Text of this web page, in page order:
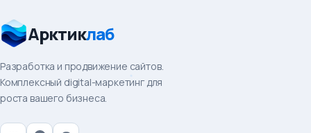
Арктиклаб
Разработка и продвижение сайтов.
Комплексный digital-маркетинг для
роста вашего бизнеса.